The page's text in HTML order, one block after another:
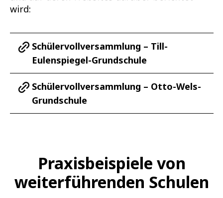
wird:
Schülervollversammlung – Till-
Eulenspiegel-Grundschule
Schülervollversammlung – Otto-Wels-
Grundschule
Praxisbeispiele von
weiterführenden Schulen